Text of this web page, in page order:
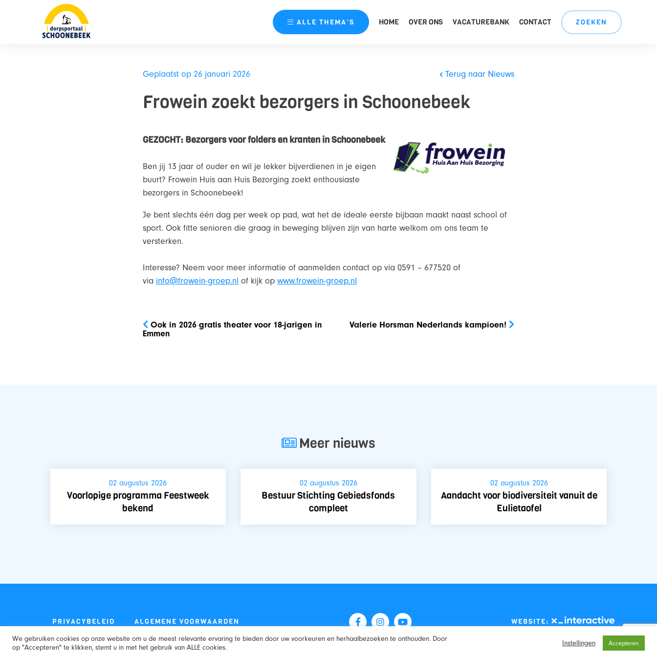
HOME OVER ONS VACATUREBANK CONTACT ZOEKEN
ALLE THEMA’S
Geplaatst op 26 januari 2026 Terug naar Nieuws
Frowein zoekt bezorgers in Schoonebeek
GEZOCHT: Bezorgers voor folders en kranten in Schoonebeek
Ben jij 13 jaar of ouder en wil je lekker bijverdienen in je eigen
buurt? Frowein Huis aan Huis Bezorging zoekt enthousiaste
bezorgers in Schoonebeek!
Je bent slechts één dag per week op pad, wat het de ideale eerste bijbaan maakt naast school of
sport. Ook fitte senioren die graag in beweging blijven zijn van harte welkom om ons team te
versterken.
Interesse? Neem voor meer informatie of aanmelden contact op via 0591 – 677520 of
via info@frowein-groep.nl of kijk op www.frowein-groep.nl
navigatie
Ook in 2026 gratis theater voor 18-jarigen in
Emmen
Valerie Horsman Nederlands kampioen!
Meer nieuws
02 augustus 2026
Voorlopige programma Feestweek
bekend
02 augustus 2026
Bestuur Stichting Gebiedsfonds
compleet
02 augustus 2026
Aandacht voor biodiversiteit vanuit de
Eulietaofel
PRIVACYBELEID ALGEMENE VOORWAARDEN WEBSITE:
We gebruiken cookies op onze website om u de meest relevante ervaring te bieden door uw voorkeuren en herhaalbezoeken te onthouden. Door
op "Accepteren" te klikken, stemt u in met het gebruik van ALLE cookies.
Instellingen Accepteren